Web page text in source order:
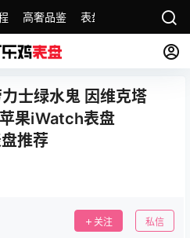
高奢品鉴 表盘精选 名表故事
士绿水鬼 因维克塔
果iWatch表盘
推荐
关注 私信